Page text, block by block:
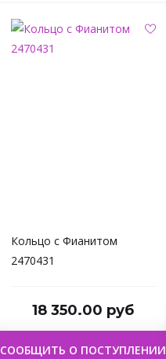
Кольцо с Фианитом
2470431
18 350.00 руб
СООБЩИТЬ О ПОСТУПЛЕНИИ